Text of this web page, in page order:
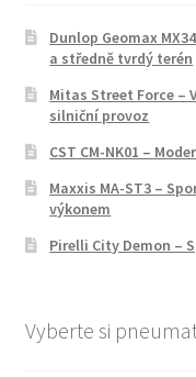
Dunlop Geomax
a středně tvrdý terén
Mitas Street Force –
silniční provoz
CST CM-NK01 –
Maxxis MA-ST3 –
výkonem
Pirelli City Demon –
Vyberte si